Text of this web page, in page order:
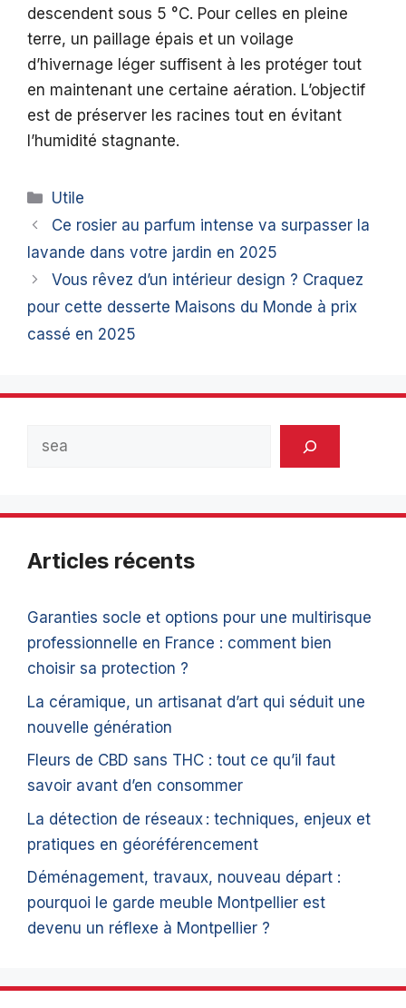
descendent sous 5 °C. Pour celles en pleine
terre, un paillage épais et un voilage
d’hivernage léger suffisent à les protéger tout
en maintenant une certaine aération. L’objectif
est de préserver les racines tout en évitant
l’humidité stagnante.
Catégories
Utile
Ce rosier au parfum intense va surpasser la
lavande dans votre jardin en 2025
Vous rêvez d’un intérieur design ? Craquez
pour cette desserte Maisons du Monde à prix
cassé en 2025
Articles récents
Garanties socle et options pour une multirisque
professionnelle en France : comment bien
choisir sa protection ?
La céramique, un artisanat d’art qui séduit une
nouvelle génération
Fleurs de CBD sans THC : tout ce qu’il faut
savoir avant d’en consommer
La détection de réseaux : techniques, enjeux et
pratiques en géoréférencement
Déménagement, travaux, nouveau départ :
pourquoi le garde meuble Montpellier est
devenu un réflexe à Montpellier ?